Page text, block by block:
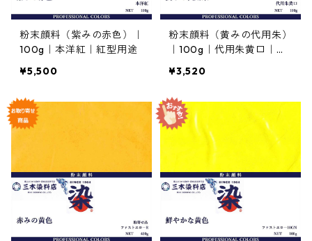
粉末顔料（紫みの赤色）｜
100g｜本洋紅｜紅型用途
¥5,500
粉末顔料（黄みの代用朱）
｜100g｜代用朱黄口｜紅
¥3,520